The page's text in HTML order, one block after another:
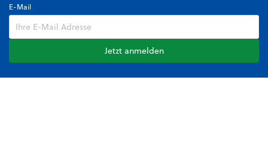
E-Mail
Jetzt anmelden